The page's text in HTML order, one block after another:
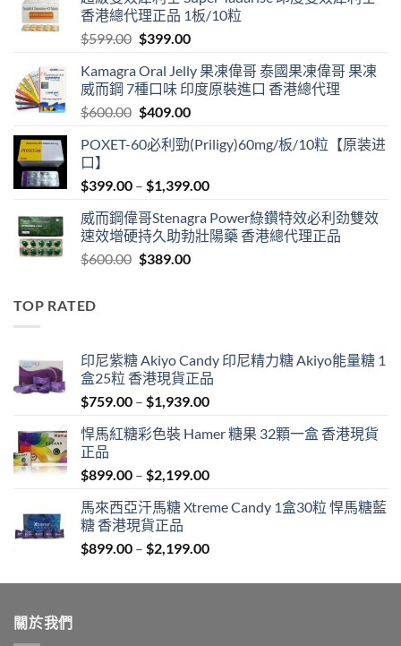
香港總代理正品 1板/10粒
$599.00 Original
was:
$599.00.
$399.00Current
is:
$399.00.
Kamagra Oral Jelly 果凍偉哥 泰國果凍偉哥 果凍
威而鋼 7種口味 印度原裝進口 香港總代理
$600.00 Original
was:
$409.00Current
is:
POXET-60必利勁(Priligy)60mg/板/10粒【原装进
口】
$399.00 – $1,399.00Price
$399.00
through
威而鋼偉哥Stenagra Power綠鑽特效必利劲雙效
速效增硬持久助勃壯陽藥 香港總代理正品
$600.00 Original
$389.00Current
TOP RATED
印尼紫糖 Akiyo Candy 印尼精力糖 Akiyo能量糖 1
盒25粒 香港現貨正品
$759.00 – $1,939.00Price
$759.00
$1,939.00
悍馬紅糖彩色裝 Hamer 糖果 32顆一盒 香港現貨
正品
$899.00 – $2,199.00Price
$899.00
$2,199.00
馬來西亞汗馬糖 Xtreme Candy 1盒30粒 悍馬糖藍
糖 香港現貨正品
$899.00 – $2,199.00Price
$899.00
關於我們